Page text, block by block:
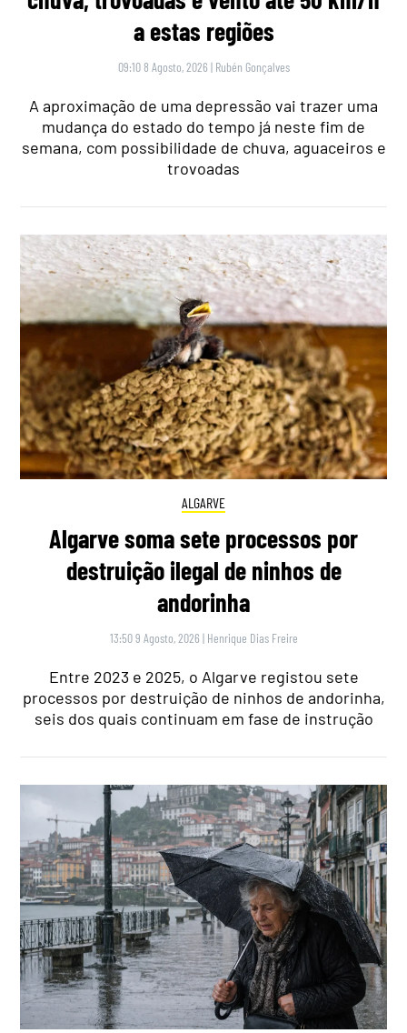
a estas regiões
09:10 8 Agosto, 2026 | Rubén Gonçalves
A aproximação de uma depressão vai trazer uma
mudança do estado do tempo já neste fim de
semana, com possibilidade de chuva, aguaceiros e
trovoadas
ALGARVE
Algarve soma sete processos por
destruição ilegal de ninhos de
andorinha
13:50 9 Agosto, 2026 | Henrique Dias Freire
Entre 2023 e 2025, o Algarve registou sete
processos por destruição de ninhos de andorinha,
seis dos quais continuam em fase de instrução